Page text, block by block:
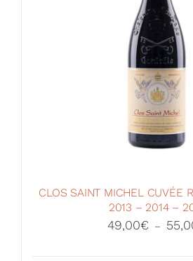
CLOS SAINT MICHEL CUVÉE
2013 – 2014 –
49,00€ –